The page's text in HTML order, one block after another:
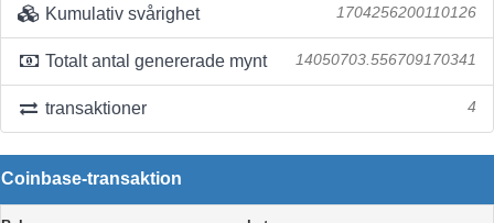
Kumulativ svårighet 1704256200110126
Totalt antal genererade mynt 14050703.556709170341
transaktioner 4
Coinbase-transaktion